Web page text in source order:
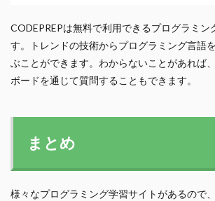
CODEPREPは無料で利用できるプログラミン
す。トレンドの技術からプログラミング言語
ぶことができます。わからないことがあれば
ボードを通じて質問することもできます。
まとめ
様々なプログラミング学習サイトがあるので